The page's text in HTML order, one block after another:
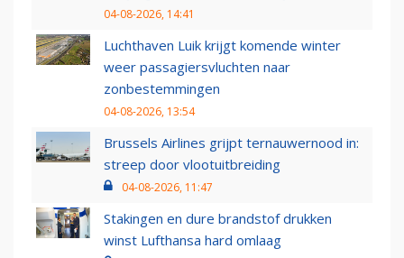
04-08-2026, 14:41
Luchthaven Luik krijgt komende winter
weer passagiersvluchten naar
zonbestemmingen
04-08-2026, 13:54
Brussels Airlines grijpt ternauwernood in:
streep door vlootuitbreiding
04-08-2026, 11:47
Stakingen en dure brandstof drukken
winst Lufthansa hard omlaag